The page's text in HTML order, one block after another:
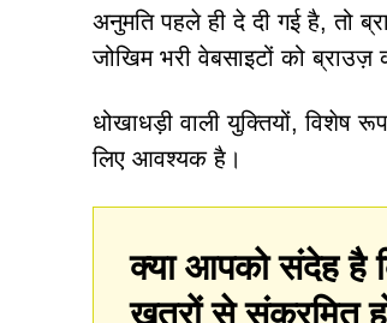
अनुमति पहले ही दे दी गई है, तो
जोखिम भरी वेबसाइटों को ब्राउज़
धोखाधड़ी वाली युक्तियों, विशेष
लिए आवश्यक है।
क्या आपको संदेह है
खतरों से संक्रमित